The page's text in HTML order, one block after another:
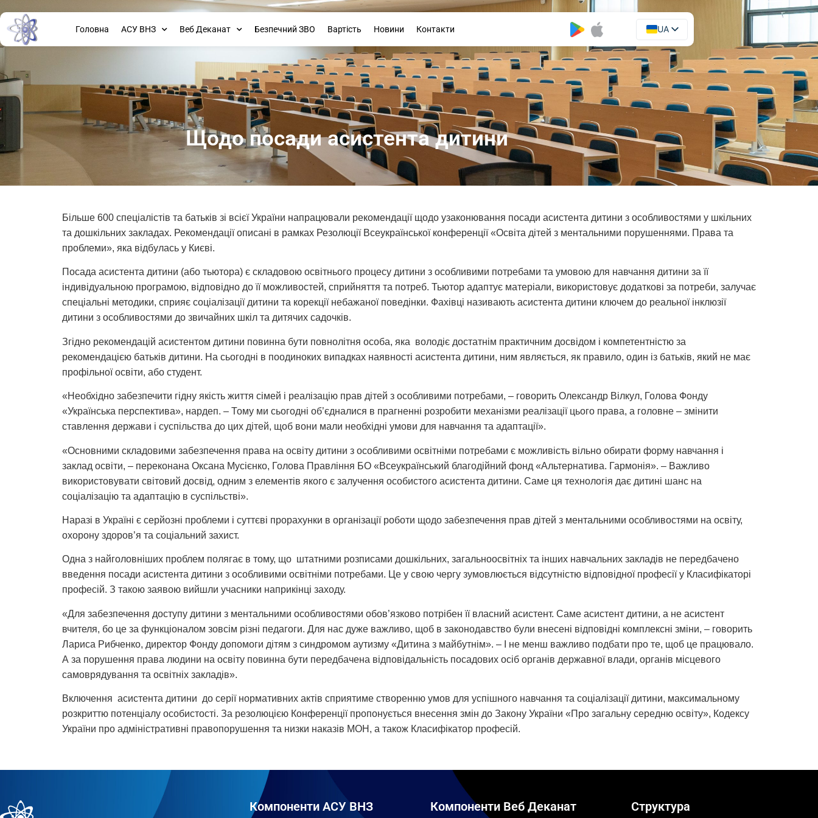
Головна АСУ ВНЗ Веб Деканат Безпечний ЗВО Вартість Новини Контакти
UA
EN
Щодо посади асистента дитини
Більше 600 спеціалістів та батьків зі всієї України напрацювали рекомендації щодо узаконювання посади асистента дитини з особливостями у шкільних
та дошкільних закладах. Рекомендації описані в рамках Резолюції Всеукраїнської конференції «Освіта дітей з ментальними порушеннями. Права та
проблеми», яка відбулась у Києві.
Посада асистента дитини (або тьютора) є складовою освітнього процесу дитини з особливими потребами та умовою для навчання дитини за її
індивідуальною програмою, відповідно до її можливостей, сприйняття та потреб. Тьютор адаптує матеріали, використовує додаткові за потреби, залучає
спеціальні методики, сприяє соціалізації дитини та корекції небажаної поведінки. Фахівці називають асистента дитини ключем до реальної інклюзії
дитини з особливостями до звичайних шкіл та дитячих садочків.
Згідно рекомендацій асистентом дитини повинна бути повнолітня особа, яка володіє достатнім практичним досвідом і компетентністю за
рекомендацією батьків дитини. На сьогодні в поодиноких випадках наявності асистента дитини, ним являється, як правило, один із батьків, який не має
профільної освіти, або студент.
«Необхідно забезпечити гідну якість життя сімей і реалізацію прав дітей з особливими потребами, – говорить Олександр Вілкул, Голова Фонду
«Українська перспектива», нардеп. – Тому ми сьогодні об’єдналися в прагненні розробити механізми реалізації цього права, а головне – змінити
ставлення держави і суспільства до цих дітей, щоб вони мали необхідні умови для навчання та адаптації».
«Основними складовими забезпечення права на освіту дитини з особливими освітніми потребами є можливість вільно обирати форму навчання і
заклад освіти, – переконана Оксана Мусієнко, Голова Правління БО «Всеукраїнський благодійний фонд «Альтернатива. Гармонія». – Важливо
використовувати світовий досвід, одним з елементів якого є залучення особистого асистента дитини. Саме ця технологія дає дитині шанс на
соціалізацію та адаптацію в суспільстві».
Наразі в Україні є серйозні проблеми і суттєві прорахунки в організації роботи щодо забезпечення прав дітей з ментальними особливостями на освіту,
охорону здоров’я та соціальний захист.
Одна з найголовніших проблем полягає в тому, що штатними розписами дошкільних, загальноосвітніх та інших навчальних закладів не передбачено
введення посади асистента дитини з особливими освітніми потребами. Це у свою чергу зумовлюється відсутністю відповідної професії у Класифікаторі
професій. З такою заявою вийшли учасники наприкінці заходу.
«Для забезпечення доступу дитини з ментальними особливостями обов’язково потрібен її власний асистент. Саме асистент дитини, а не асистент
вчителя, бо це за функціоналом зовсім різні педагоги. Для нас дуже важливо, щоб в законодавство були внесені відповідні комплексні зміни, – говорить
Лариса Рибченко, директор Фонду допомоги дітям з синдромом аутизму «Дитина з майбутнім». – І не менш важливо подбати про те, щоб це працювало.
А за порушення права людини на освіту повинна бути передбачена відповідальність посадових осіб органів державної влади, органів місцевого
самоврядування та освітніх закладів».
Включення асистента дитини до серії нормативних актів сприятиме створенню умов для успішного навчання та соціалізації дитини, максимальному
розкриттю потенціалу особистості. За резолюцією Конференції пропонується внесення змін до Закону України «Про загальну середню освіту», Кодексу
України про адміністративні правопорушення та низки наказів МОН, а також Класифікатор професій.
Компоненти АСУ ВНЗ Компоненти Веб Деканат Структура